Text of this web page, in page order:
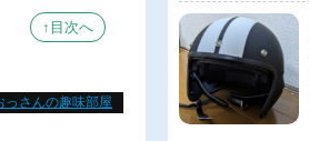
↑目次へ
っさんの趣味部屋